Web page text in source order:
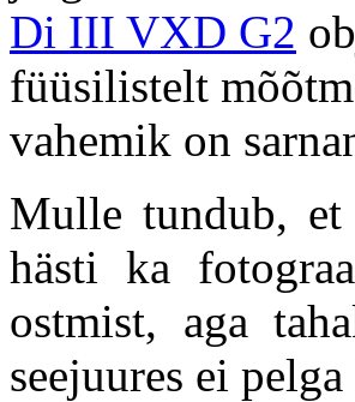
Di III VXD G2
füüsilistelt
vahemik on
Mulle tundub,
hästi ka
ostmist, aga
seejuures ei